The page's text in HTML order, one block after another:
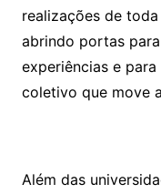
realizações de
abrindo portas
experiências e
coletivo que move
Além das